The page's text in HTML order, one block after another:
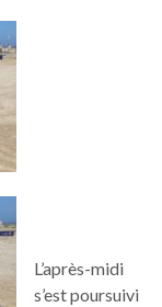
L’après-midi
s’est poursuivi